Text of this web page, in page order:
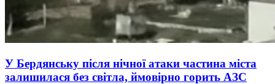
У Бердянську після нічної атаки частина міста
залишилася без світла, ймовірно горить АЗС